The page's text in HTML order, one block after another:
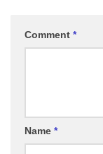
Comment *
Name *